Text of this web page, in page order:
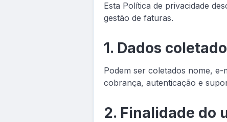
Esta Política de privacidade
gestão de faturas.
1. Dados
Podem ser coletados nome,
cobrança, autenticação e
2. Finalidade do